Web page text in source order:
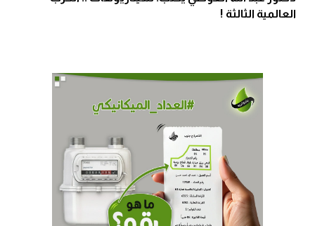
العالمية الثالثة !